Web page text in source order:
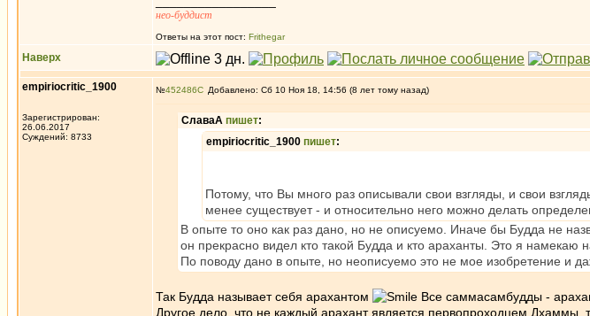
нео-буддист
Ответы на этот пост: Frithegar
Наверх
empiriocritic_1900
Зарегистрирован:
26.06.2017
Суждений: 8733
№452486 Добавлено: Сб 10 Ноя 18, 14:56 (8 лет тому назад)
СлаваА пишет:
empiriocritic_1900 пишет:
Потому, что Вы много раз описывали свои взгляды, и свои
менее существует - и относительно него можно делать
В опыте то оно как раз дано, но не описуемо. Иначе бы Будда не
он прекрасно видел кто такой Будда и кто араханты. Это я намекаю
По поводу дано в опыте, но неописуемо это не мое изобретение и
Так Будда называет себя арахантом Все саммасамбудды -
Другое дело, что не каждый арахант является первопроходцем Дхаммы,